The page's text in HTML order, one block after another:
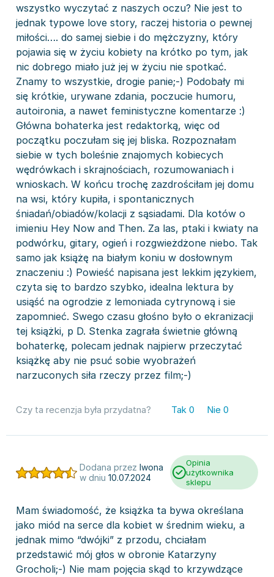
wszystko wyczytać z naszych oczu? Nie jest to
jednak typowe love story, raczej historia o pewnej
miłości…. do samej siebie i do mężczyzny, który
pojawia się w życiu kobiety na krótko po tym, jak
nic dobrego miało już jej w życiu nie spotkać.
Znamy to wszystkie, drogie panie;-) Podobały mi
się krótkie, urywane zdania, poczucie humoru,
autoironia, a nawet feministyczne komentarze :)
Główna bohaterka jest redaktorką, więc od
początku poczułam się jej bliska. Rozpoznałam
siebie w tych boleśnie znajomych kobiecych
wędrówkach i skrajnościach, rozumowaniach i
wnioskach. W końcu trochę zazdrościłam jej domu
na wsi, który kupiła, i spontanicznych
śniadań/obiadów/kolacji z sąsiadami. Dla kotów o
imieniu Hey Now and Then. Za las, ptaki i kwiaty na
podwórku, gitary, ogień i rozgwieżdżone niebo. Tak
samo jak książę na białym koniu w dosłownym
znaczeniu :) Powieść napisana jest lekkim językiem,
czyta się to bardzo szybko, idealna lektura by
usiąść na ogrodzie z lemoniada cytrynową i sie
zapomnieć. Swego czasu głośno było o ekranizacji
tej książki, p D. Stenka zagrała świetnie główną
bohaterkę, polecam jednak najpierw przeczytać
książkę aby nie psuć sobie wyobrażeń
narzuconych siła rzeczy przez film;-)
Czy ta recenzja była przydatna? Tak 0 Nie 0
Dodana przez Iwona
w dniu 10.07.2024
Opinia
użytkownika
sklepu
Mam świadomość, że książka ta bywa określana
jako miód na serce dla kobiet w średnim wieku, a
jednak mimo “dwójki” z przodu, chciałam
przedstawić mój głos w obronie Katarzyny
Grocholi;-) Nie mam pojęcia skąd to krzywdzące